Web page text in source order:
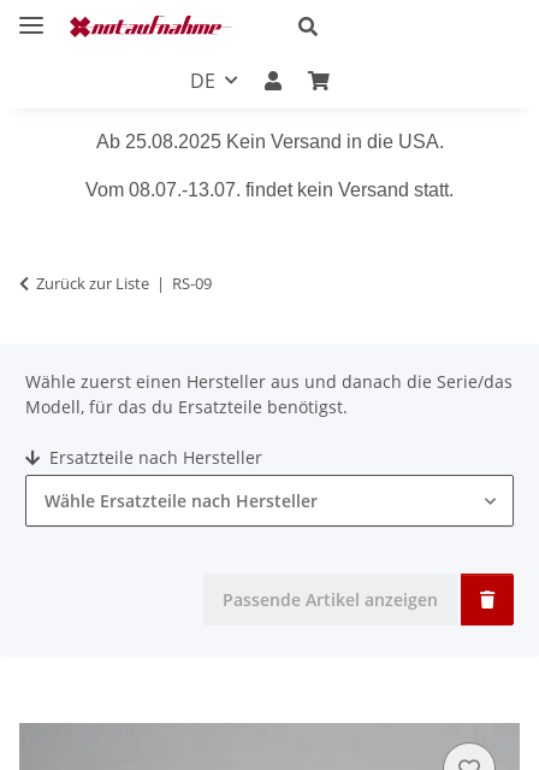
DE
Ab 25.08.2025 Kein Versand in die USA.
Vom 08.07.-13.07. findet kein Versand statt.
Zurück zur Liste RS-09
Wähle zuerst einen Hersteller aus und danach die Serie/das
Modell, für das du Ersatzteile benötigst.
Ersatzteile nach Hersteller
Wähle Ersatzteile nach Hersteller
Passende Artikel anzeigen